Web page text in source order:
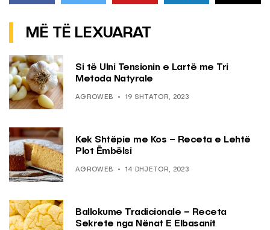
MË TË LEXUARAT
Si të Ulni Tensionin e Lartë me Tri
Metoda Natyrale
AGROWEB 19 SHTATOR, 2023
Kek Shtëpie me Kos – Receta e Lehtë
Plot Ëmbëlsi
AGROWEB 14 DHJETOR, 2023
Ballokume Tradicionale – Receta
Sekrete nga Nënat E Elbasanit